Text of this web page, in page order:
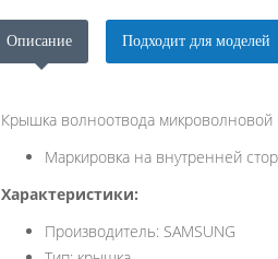
Описание Подходит для моделей
Крышка волноотвода микроволновой
Маркировка на внутренней
Характеристики:
Производитель: SAMSUNG